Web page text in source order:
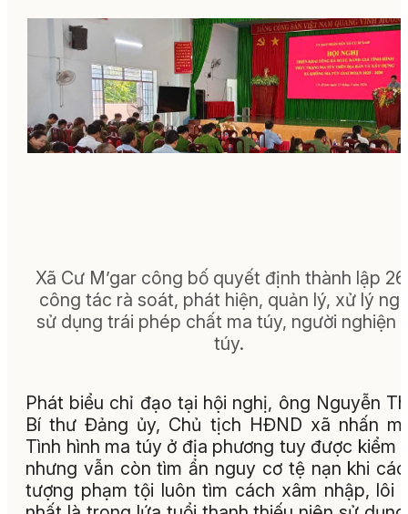
Xã Cư M’gar công bố quyết định thành lập
công tác rà soát, phát hiện, quản lý, xử lý
sử dụng trái phép chất ma túy, người nghiện
túy.
Phát biểu chỉ đạo tại hội nghị, ông Nguyễn
Bí thư Đảng ủy, Chủ tịch HĐND xã nhấn
Tình hình ma túy ở địa phương tuy được kiểm
nhưng vẫn còn tìm ẩn nguy cơ tệ nạn khi
tượng phạm tội luôn tìm cách xâm nhập, lôi